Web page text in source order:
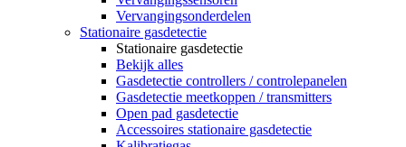
Vervangingsonderdelen
Stationaire gasdetectie
Stationaire gasdetectie
Bekijk alles
Gasdetectie controllers / controlepanelen
Gasdetectie meetkoppen / transmitters
Open pad gasdetectie
Accessoires stationaire gasdetectie